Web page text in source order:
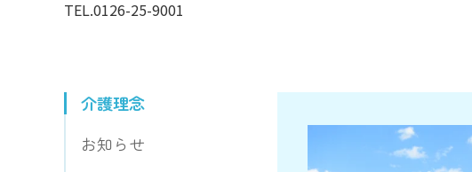
TEL.0126-25-9001
介護理念
お知らせ